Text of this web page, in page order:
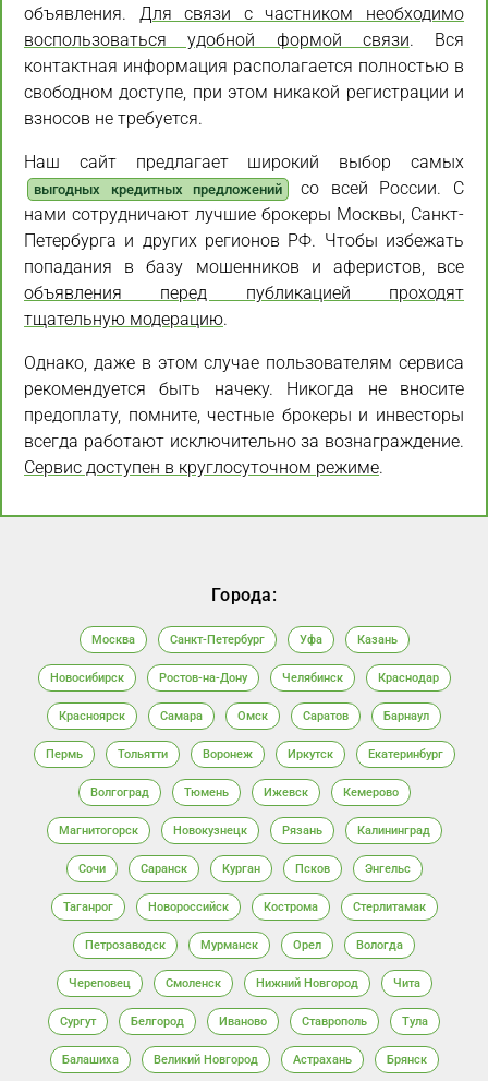
объявления. Для связи с частником необходимо
воспользоваться удобной формой связи. Вся
контактная информация располагается полностью в
свободном доступе, при этом никакой регистрации и
взносов не требуется.
Наш сайт предлагает широкий выбор самых
выгодных кредитных предложений
со всей России. С
нами сотрудничают лучшие брокеры Москвы, Санкт-
Петербурга и других регионов РФ. Чтобы избежать
попадания в базу мошенников и аферистов, все
объявления перед публикацией проходят
тщательную модерацию.
Однако, даже в этом случае пользователям сервиса
рекомендуется быть начеку. Никогда не вносите
предоплату, помните, честные брокеры и инвесторы
всегда работают исключительно за вознаграждение.
Сервис доступен в круглосуточном режиме.
Города:
Москва Санкт-Петербург Уфа Казань
Новосибирск Ростов-на-Дону Челябинск Краснодар
Красноярск Самара Омск Саратов Барнаул
Пермь Тольятти Воронеж Иркутск Екатеринбург
Волгоград Тюмень Ижевск Кемерово
Магнитогорск Новокузнецк Рязань Калининград
Сочи Саранск Курган Псков Энгельс
Таганрог Новороссийск Кострома Стерлитамак
Петрозаводск Мурманск Орел Вологда
Череповец Смоленск Нижний Новгород Чита
Сургут Белгород Иваново Ставрополь Тула
Балашиха Великий Новгород Астрахань Брянск